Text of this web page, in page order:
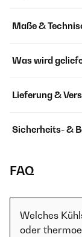
Maße &
Was wird
Lieferung &
Sicherheits- &
FAQ
Welches
oder